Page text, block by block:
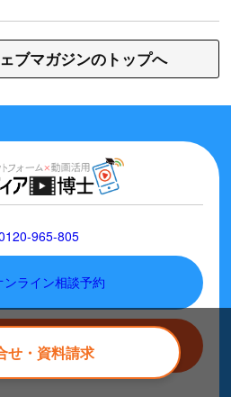
ブマガジンのトップへ
せ・資料請求
965-805
ンライン相談予約
料をダウンロード